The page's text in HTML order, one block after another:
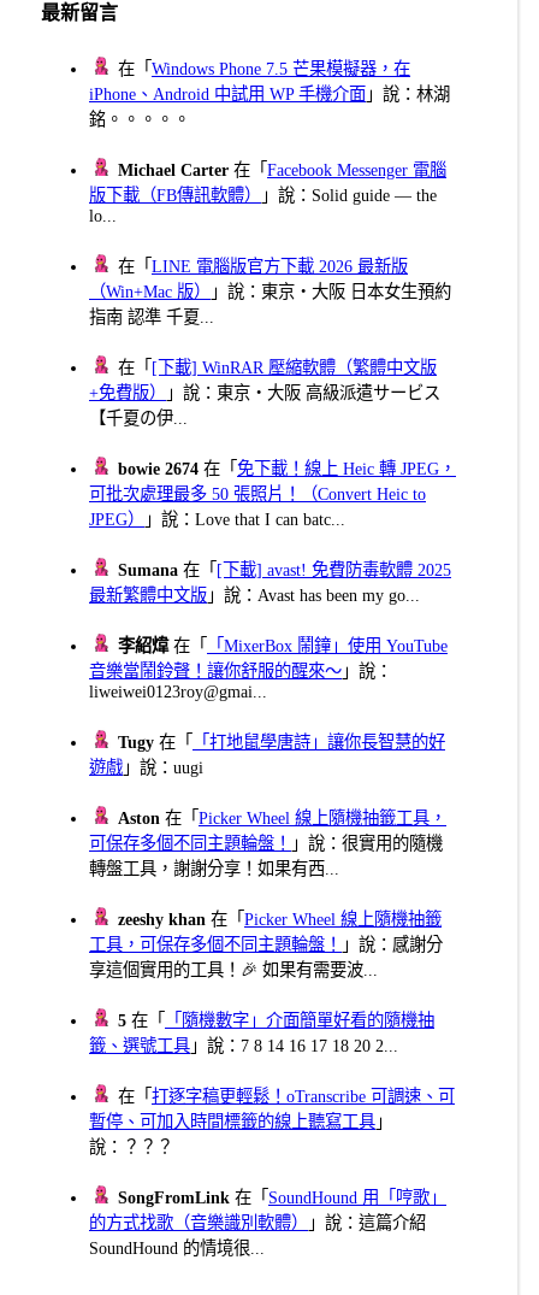
最新留言
在「Windows Phone 7.5 芒果模擬器，在
iPhone、Android 中試用 WP 手機介面 」說：林湖
銘。。。。。
Michael Carter 在「Facebook Messenger 電腦
版下載（FB傳訊軟體）
」說：Solid guide — the
lo...
在「LINE 電腦版官方下載 2026 最新版
（Win+Mac 版）
」說：東京・大阪 日本女生預約
指南 認準 千夏...
在「 [下載] WinRAR 壓縮軟體（繁體中文版
+免費版）
」說：東京・大阪 高級派遣サービス
【千夏の伊...
bowie 2674 在「免下載！線上 Heic 轉 JPEG，
可批次處理最多 50 張照片！（Convert Heic to
JPEG）
」說：Love that I can batc...
Sumana 在「 [下載] avast! 免費防毒軟體 2025
最新繁體中文版 」說：Avast has been my go...
李紹煒在「
「MixerBox 鬧鐘」使用 YouTube
音樂當鬧鈴聲！讓你舒服的醒來～ 」說：
liweiwei0123roy@gmai...
Tugy 在「
「打地鼠學唐詩」讓你長智慧的好
遊戲 」說：uugi
Aston 在「Picker Wheel 線上隨機抽籤工具，
可保存多個不同主題輪盤！
」說：很實用的隨機
轉盤工具，謝謝分享！如果有西...
zeeshy khan 在「Picker Wheel 線上隨機抽籤
工具，可保存多個不同主題輪盤！
」說：感謝分
享這個實用的工具！🎉 如果有需要波...
5 在「
「隨機數字」介面簡單好看的隨機抽
籤、選號工具 」說：7 8 14 16 17 18 20 2...
在「打逐字稿更輕鬆！oTranscribe 可調速、可
暫停、可加入時間標籤的線上聽寫工具 」
說：？？？
SongFromLink 在「 SoundHound 用「哼歌」
的方式找歌（音樂識別軟體）
」說：這篇介紹
SoundHound 的情境很...